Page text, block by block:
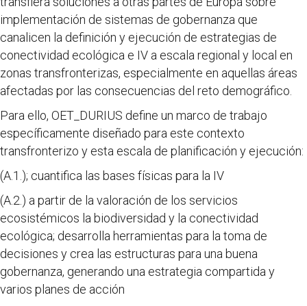
implementación de sistemas de gobernanza que
canalicen la definición y ejecución de estrategias de
conectividad ecológica e IV a escala regional y local en
zonas transfronterizas, especialmente en aquellas áreas
afectadas por las consecuencias del reto demográfico.
Para ello, OET_DURIUS define un marco de trabajo
específicamente diseñado para este contexto
transfronterizo y esta escala de planificación y ejecución:
(A.1.); cuantifica las bases físicas para la IV
(A.2.) a partir de la valoración de los servicios
ecosistémicos la biodiversidad y la conectividad
ecológica; desarrolla herramientas para la toma de
decisiones y crea las estructuras para una buena
gobernanza, generando una estrategia compartida y
varios planes de acción